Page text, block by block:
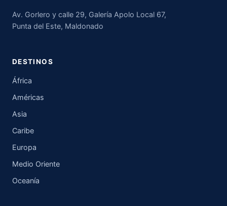
Av. Gorlero y calle 29, Galería Apolo Local 67,
Punta del Este, Maldonado
DESTINOS
África
Américas
Asia
Caribe
Europa
Medio Oriente
Oceanía